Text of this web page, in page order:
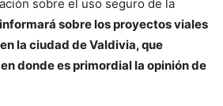
sobre el uso seguro de la
sobre los proyectos viales
la ciudad de Valdivia, que
donde es primordial la opinión de